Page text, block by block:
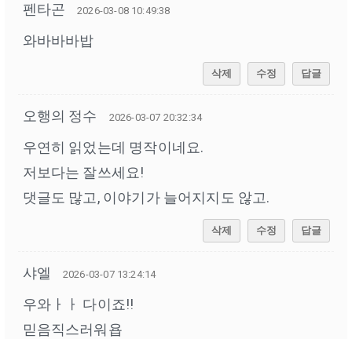
펜타곤 2026-03-08 10:49:38
와바바바밥
삭제 수정 답글
오행의 정수 2026-03-07 20:32:34
우연히 읽었는데 명작이네요.
저보다는 잘쓰세요!
댓글도 많고, 이야기가 늘어지지도 않고.
삭제 수정 답글
샤엘 2026-03-07 13:24:14
우와ㅏㅏ 다이죠!!
믿음직스러워욥